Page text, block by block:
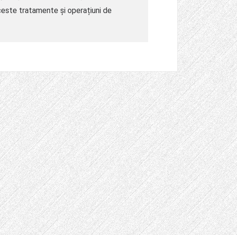
tratamente și operațiuni de